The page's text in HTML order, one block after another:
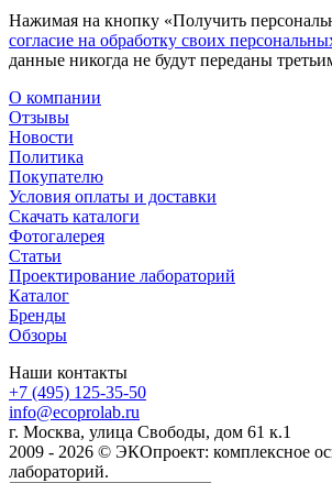
Нажимая на кнопку «Получить
согласие на обработку своих
данные никогда не будут переданы
О компании
Отзывы
Новости
Политика
Покупателю
Условия оплаты и доставки
Скачать каталоги
Фотогалерея
Статьи
Проектирование лабораторий
Каталог
Бренды
Обзоры
Наши контакты
+7 (495) 125-35-50
info@ecoprolab.ru
г. Москва, улица Свободы, дом 61 к.1
2009 - 2026 © ЭКОпроект: комплексное
лабораторий.